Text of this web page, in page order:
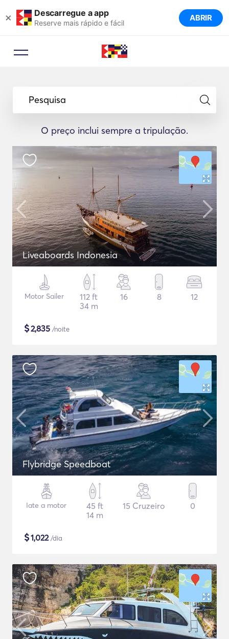
× Descarregue a app
Reserve mais rápido e fácil ABRIR
Pesquisa
O preço inclui sempre a tripulação.
Liveaboards Indonesia
Motor Sailer
112 ft
34 m
16 8 12
$2,835 /noite
Flybridge Speedboat
Iate a motor
45 ft
14 m
15 Cruzeiro 0
$1,022/dia